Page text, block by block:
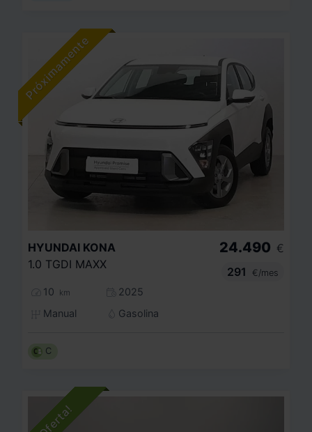
HYUNDAI KONA
1.0 TGDI MAXX
10 km
2025
Manual
Gasolina
24.490 €
291
€/mes
C